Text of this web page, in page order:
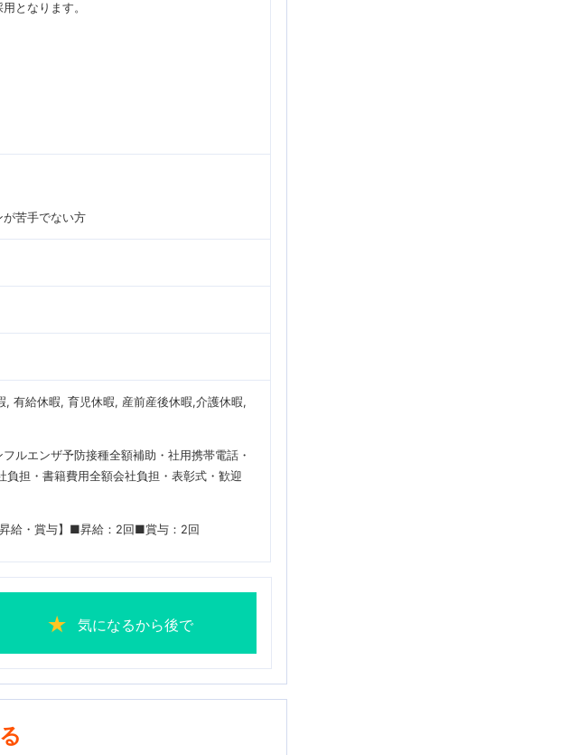
となります。
苦手でない方
, 有給休暇, 育児休暇, 産前産後休暇,介護休暇,
ルエンザ予防接種全額補助・社用携帯電話・
負担・書籍費用全額会社負担・表彰式・歓迎
昇給・賞与】■昇給：2回■賞与：2回
気になるから後で